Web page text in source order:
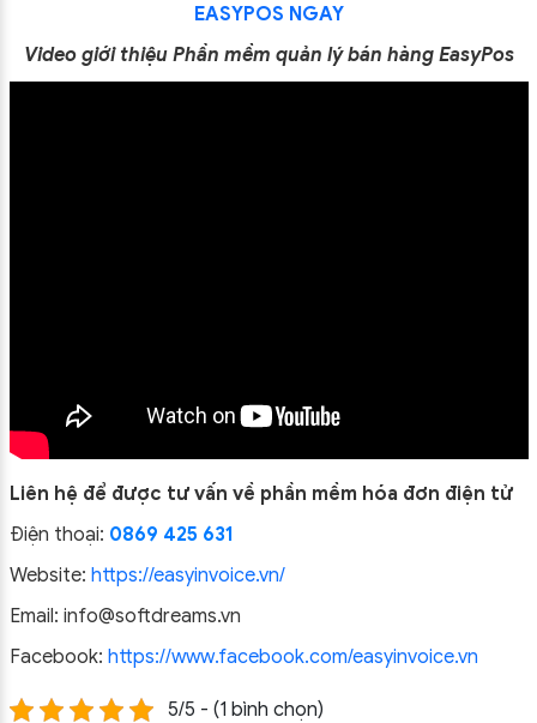
EASYPOS NGAY
Video giới thiệu Phần mềm quản lý bán hàng EasyPos
Liên hệ để được tư vấn về phần mềm hóa đơn điện tử
Điện thoại: 0869 425 631
Website: https://easyinvoice.vn/
Email: info@softdreams.vn
Facebook: https://www.facebook.com/easyinvoice.vn
5/5 - (1 bình chọn)